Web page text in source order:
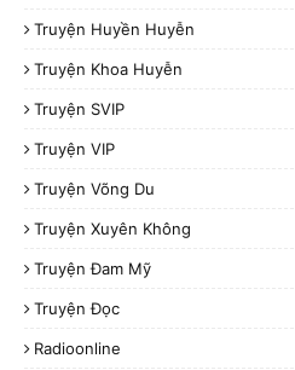
Truyện Huyền Huyễn
Truyện Khoa Huyễn
Truyện SVIP
Truyện VIP
Truyện Võng Du
Truyện Xuyên Không
Truyện Đam Mỹ
Truyện Đọc
Radioonline